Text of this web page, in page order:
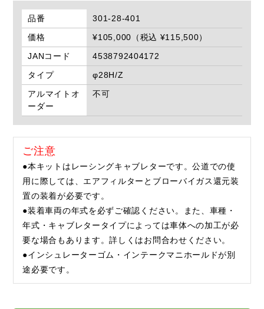
品番
301-28-401
価格
¥105,000（税込 ¥115,500）
JANコード
4538792404172
タイプ
φ28H/Z
アルマイトオ
ーダー
不可
ご注意
●本キットはレーシングキャブレターです。公道での使
用に際しては、エアフィルターとブローバイガス還元装
置の装着が必要です。
●装着車両の年式を必ずご確認ください。また、車種・
年式・キャブレタータイプによっては車体への加工が必
要な場合もあります。詳しくはお問合わせください。
●インシュレーターゴム・インテークマニホールドが別
途必要です。